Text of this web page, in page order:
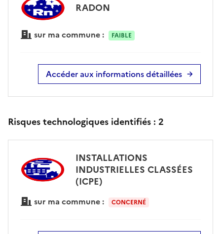
RADON
sur ma commune : FAIBLE
Accéder aux informations détaillées
Risques technologiques identifiés : 2
INSTALLATIONS
INDUSTRIELLES CLASSÉES
(ICPE)
sur ma commune : CONCERNÉ